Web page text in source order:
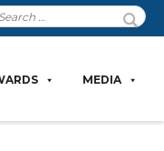
MEDIA